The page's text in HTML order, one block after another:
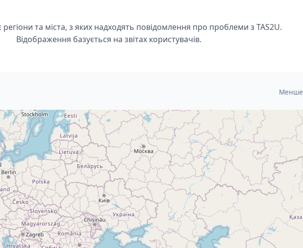
регіони та міста, з яких надходять повідомлення про проблеми з TAS2U.
Відображення базується на звітах користувачів.
Менше